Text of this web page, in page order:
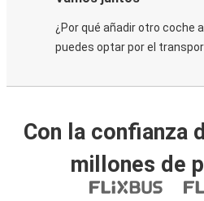
¿Por qué añadir otro coche
puedes optar por el
Con la confianza
millones de